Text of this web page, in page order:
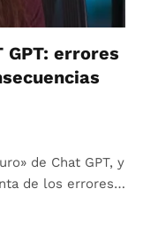
GPT: errores
de Chat GPT, y
de los errores…